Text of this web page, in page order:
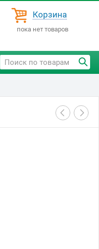
Корзина
пока нет товаров